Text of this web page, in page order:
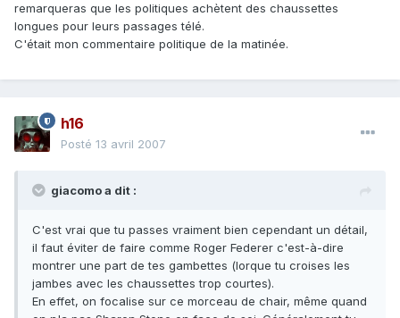
remarqueras que les politiques achètent des chaussettes
longues pour leurs passages télé.
C'était mon commentaire politique de la matinée.
h16
Posté 13 avril 2007
giacomo a dit :
C'est vrai que tu passes vraiment bien cependant un détail,
il faut éviter de faire comme Roger Federer c'est-à-dire
montrer une part de tes gambettes (lorque tu croises les
jambes avec les chaussettes trop courtes).
En effet, on focalise sur ce morceau de chair, même quand